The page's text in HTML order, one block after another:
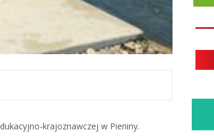
krajoznawczej w Pieniny.